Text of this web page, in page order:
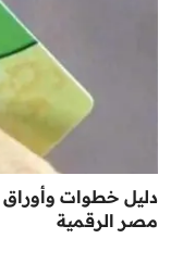
مصر الرقمية